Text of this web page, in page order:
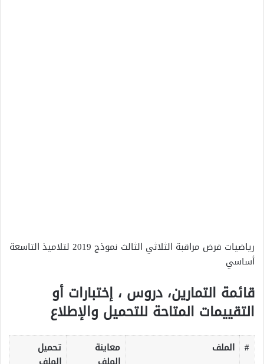
رياضيات فرض مراقبة الثلاثي الثالث نموذج 2019 لتلاميذ التاسعة
أساسي
قائمة التمارين، دروس ، إختبارات أو
التقييمات المتاحة للتحميل والإطلاع
# الملف
معاينة
تحميل